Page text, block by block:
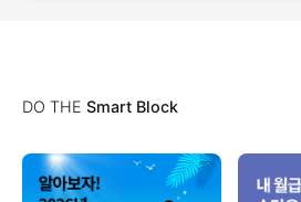
DO THE Smart Block